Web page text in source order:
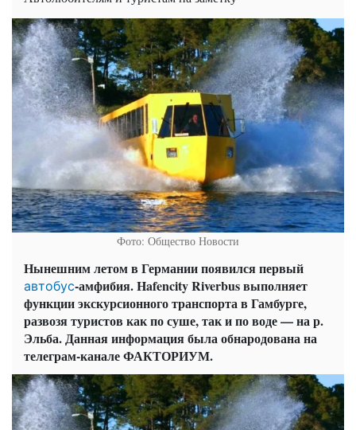
Фото: Общество Новости
Нынешним летом в Германии появился первый
автобус-амфибия. Hafencity Riverbus выполняет
функции экскурсионного транспорта в Гамбурге,
развозя туристов как по суше, так и по воде — на р.
Эльба. Данная информация была обнародована на
телеграм-канале ФАКТОРИУМ.